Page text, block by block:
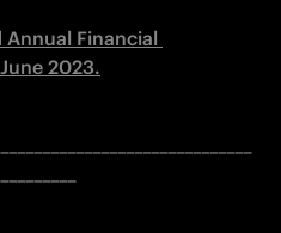
Financial
2023.